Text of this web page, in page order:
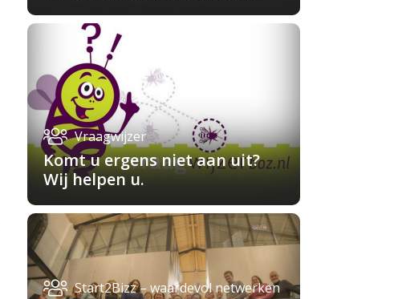
Vraagwijzer
Komt u ergens niet aan uit?
Wij helpen u.
Start2Bizz – waardevol netwerken